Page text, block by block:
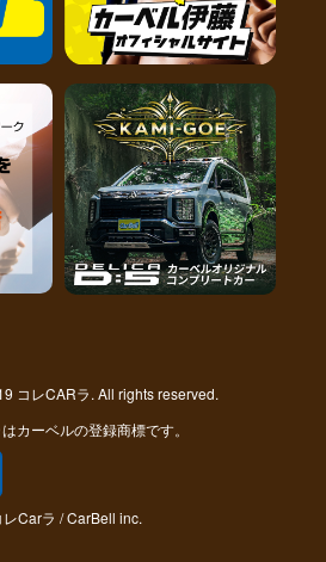
コレCARラ. All rights reserved.
カーベルの登録商標です。
Carラ / CarBell inc.